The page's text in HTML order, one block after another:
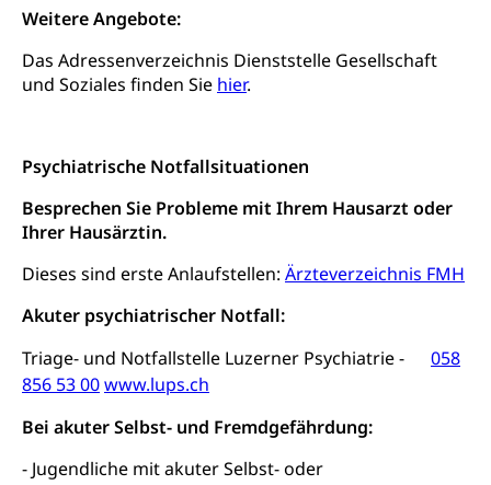
Weitere Angebote:
Das Adressenverzeichnis Dienststelle Gesellschaft
und Soziales finden Sie hier.
Psychiatrische Notfallsituationen
Besprechen Sie Probleme mit Ihrem Hausarzt oder
Ihrer Hausärztin.
Dieses sind erste Anlaufstellen: Ärzteverzeichnis FMH
Akuter psychiatrischer Notfall:
Triage- und Notfallstelle Luzerner Psychiatrie -
058
856 53 00www.lups.ch
Bei akuter Selbst- und Fremdgefährdung:
- Jugendliche mit akuter Selbst- oder
Heilpädagogische Schulen
Freiwilliger Schulsport
Freiwilliges Kindergarten Jahr
Gesundheit und Soziales
Konsumentenrechte, Produktsicherheit,
Konsumentenorganisation, parallele Einfuhr,
regionale Erschöpfung, nationale Erschöpfung,
Cassis-deDijon-Prinzip
Lebensmittelkontrolle und
Verbraucherschutz
Krankenversicherung
Unfallversicherung, Berufsunfallversicherung,
Krankheit, Unfall, Prämienverbilligung,